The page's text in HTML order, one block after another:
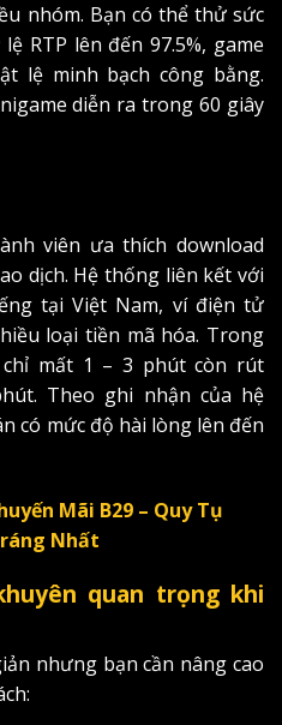
nhóm. Bạn có thể thử sức
RTP lên đến 97.5%, game
lệ minh bạch công bằng.
diễn ra trong 60 giây
viên ưa thích download
dịch. Hệ thống liên kết với
tại Việt Nam, ví điện tử
loại tiền mã hóa. Trong
mất 1 – 3 phút còn rút
Theo ghi nhận của hệ
có mức độ hài lòng lên đến
Mãi B29 – Quy Tụ
Nhất
quan trọng khi
nhưng bạn cần nâng cao